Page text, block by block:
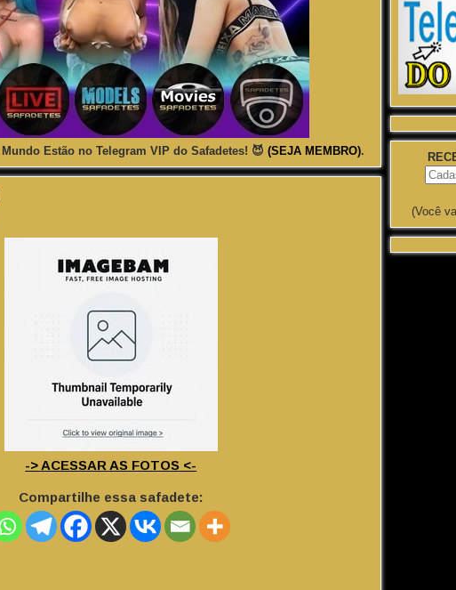
Estão no Telegram VIP do Safadetes! 😈(SEJA MEMBRO).
-> ACESSAR AS FOTOS <-
Compartilhe essa safadete:
(Você